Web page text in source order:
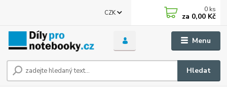
Menu
CZK
Hledat
0 ks
za 0,00 Kč